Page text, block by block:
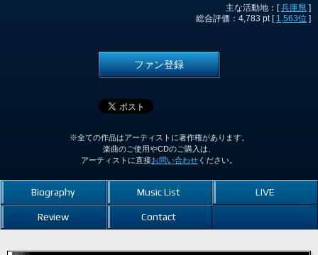
主な活動地：[兵庫県 ]
総合評価：4,783 pt [ 1,563位 ]
ファン登録
※全ての作品はアーティストに著作権があります。
楽曲のご使用やCDのご購入は、
アーティストに直接お問い合わせ ください。
Biography Music List LIVE
Review Contact